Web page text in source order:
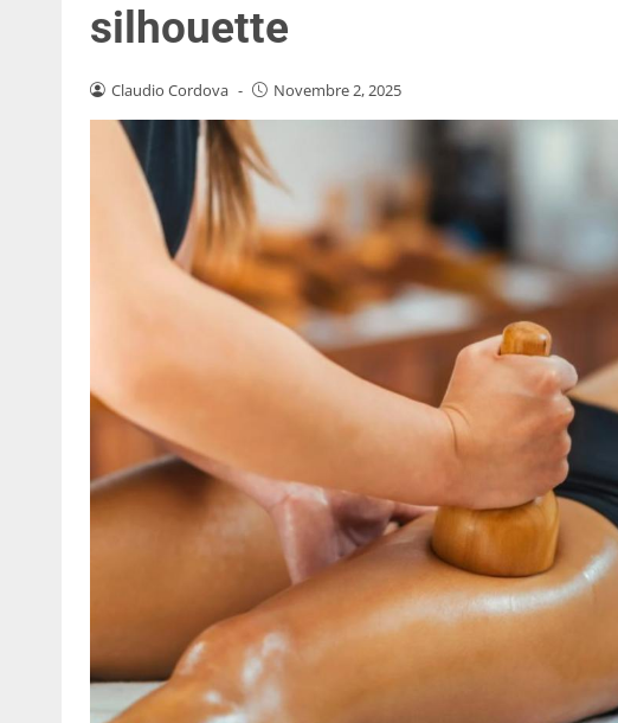
silhouette
Claudio Cordova - Novembre 2, 2025